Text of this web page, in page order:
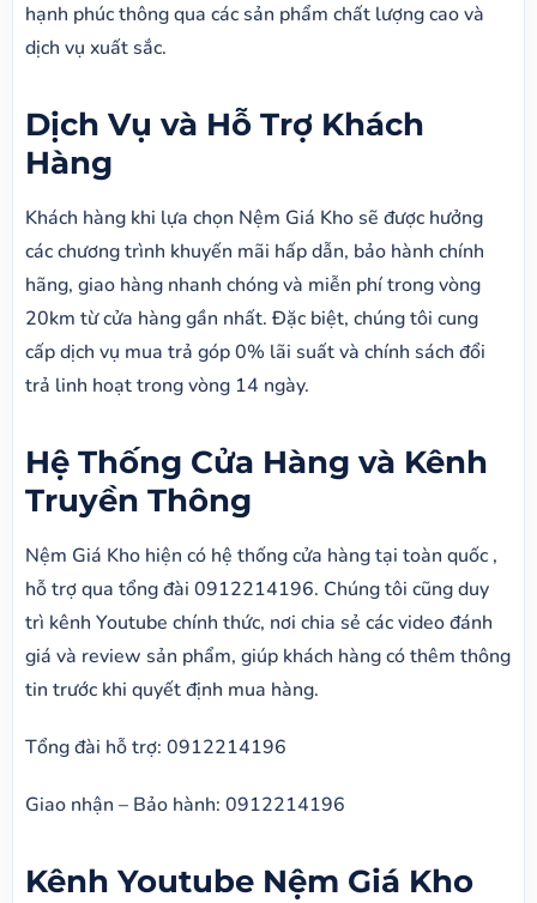
hạnh phúc thông qua các sản phẩm chất lượng cao và
dịch vụ xuất sắc.
Dịch Vụ và Hỗ Trợ Khách
Hàng
Khách hàng khi lựa chọn Nệm Giá Kho sẽ được hưởng
các chương trình khuyến mãi hấp dẫn, bảo hành chính
hãng, giao hàng nhanh chóng và miễn phí trong vòng
20km từ cửa hàng gần nhất. Đặc biệt, chúng tôi cung
cấp dịch vụ mua trả góp 0% lãi suất và chính sách đổi
trả linh hoạt trong vòng 14 ngày.
Hệ Thống Cửa Hàng và Kênh
Truyền Thông
Nệm Giá Kho hiện có hệ thống cửa hàng tại toàn quốc ,
hỗ trợ qua tổng đài 0912214196. Chúng tôi cũng duy
trì kênh Youtube chính thức, nơi chia sẻ các video đánh
giá và review sản phẩm, giúp khách hàng có thêm thông
tin trước khi quyết định mua hàng.
Tổng đài hỗ trợ: 0912214196
Giao nhận – Bảo hành: 0912214196
Kênh Youtube Nệm Giá Kho